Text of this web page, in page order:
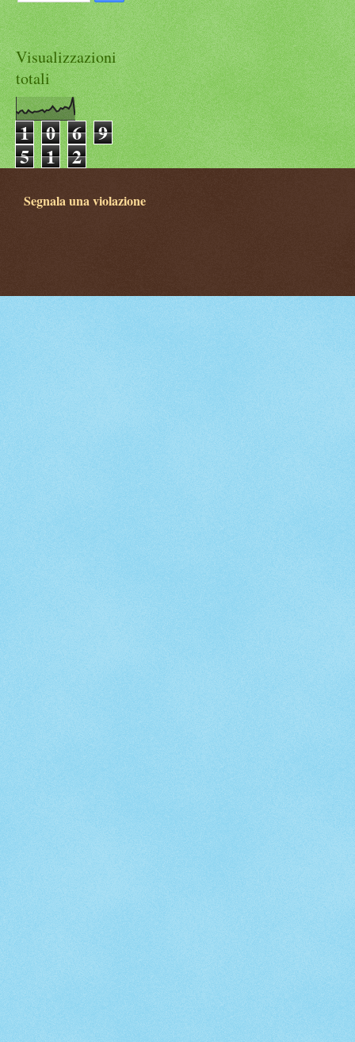
Visualizzazioni
totali
1 0 6 9
5 1 2
Segnala una violazione